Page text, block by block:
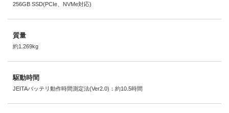
256GB SSD(PCIe、NVMe対応)
質量
約1.269kg
駆動時間
JEITAバッテリ動作時間測定法(Ver2.0)：約10.5時間